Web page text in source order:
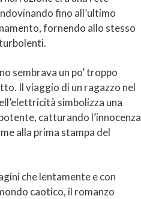
fino all’ultimo
fornendo allo stesso
sembrava un po’ troppo
Il viaggio di un ragazzo nel
simbolizza una
catturando l’innocenza
alla prima stampa del
che lentamente e con
caotico, il romanzo